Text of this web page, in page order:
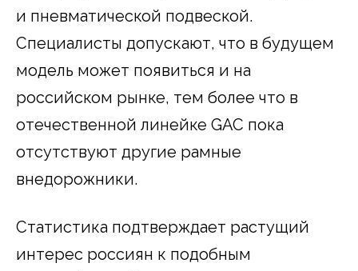
и пневматической подвеской.
Специалисты допускают, что в будущем
модель может появиться и на
российском рынке, тем более что в
отечественной линейке GAC пока
отсутствуют другие рамные
внедорожники.
Статистика подтверждает растущий
интерес россиян к подобным